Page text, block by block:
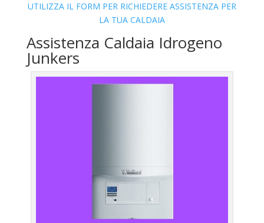
UTILIZZA IL FORM PER RICHIEDERE ASSISTENZA PER
LA TUA CALDAIA
Assistenza Caldaia Idrogeno
Junkers